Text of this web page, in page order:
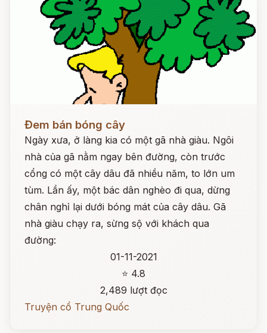
Đem bán bóng cây
Ngày xưa, ở làng kia có một gã nhà giàu. Ngôi
nhà của gã nằm ngay bên đường, còn trước
cổng có một cây dâu đã nhiều năm, to lớn um
tùm. Lần ấy, một bác dân nghèo đi qua, dừng
chân nghỉ lại dưới bóng mát của cây dâu. Gã
nhà giàu chạy ra, sừng sộ với khách qua
đường:
01-11-2021
⭐ 4.8
2,489 lượt đọc
Truyện cổ Trung Quốc